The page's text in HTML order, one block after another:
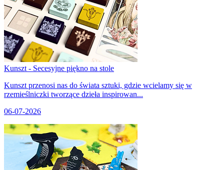
Kunszt - Secesyjne piękno na stole
Kunszt przenosi nas do świata sztuki, gdzie wcielamy się w
rzemieślniczki tworzące dzieła inspirowan...
06-07-2026